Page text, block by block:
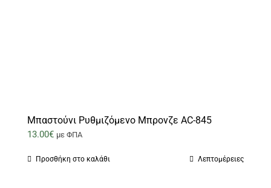
Μπαστούνι Ρυθμιζόμενο Μπρονζε AC-845
13.00€ με ΦΠΑ
Προσθήκη στο καλάθι Λεπτομέρειες